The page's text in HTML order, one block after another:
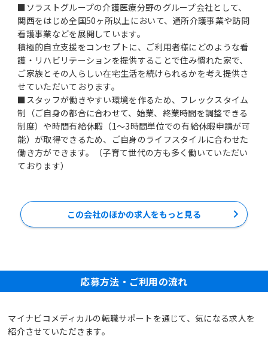
■ソラストグループの介護医療分野のグループ会社として、
関西をはじめ全国50ヶ所以上において、通所介護事業や訪問
看護事業などを展開しています。
積極的自立支援をコンセプトに、ご利用者様にどのような看
護・リハビリテーションを提供することで住み慣れた家で、
ご家族とその人らしい在宅生活を続けられるかを考え提供さ
せていただいております。
■スタッフが働きやすい環境を作るため、フレックスタイム
制（ご自身の都合に合わせて、始業、終業時間を調整できる
制度）や時間有給休暇（1～3時間単位での有給休暇申請が可
能）が取得できるため、ご自身のライフスタイルに合わせた
働き方ができます。（子育て世代の方も多く働いていただい
ております）
この会社のほかの求人をもっと見る
応募方法・ご利用の流れ
マイナビコメディカルの転職サポートを通じて、気になる求人を
紹介させていただきます。